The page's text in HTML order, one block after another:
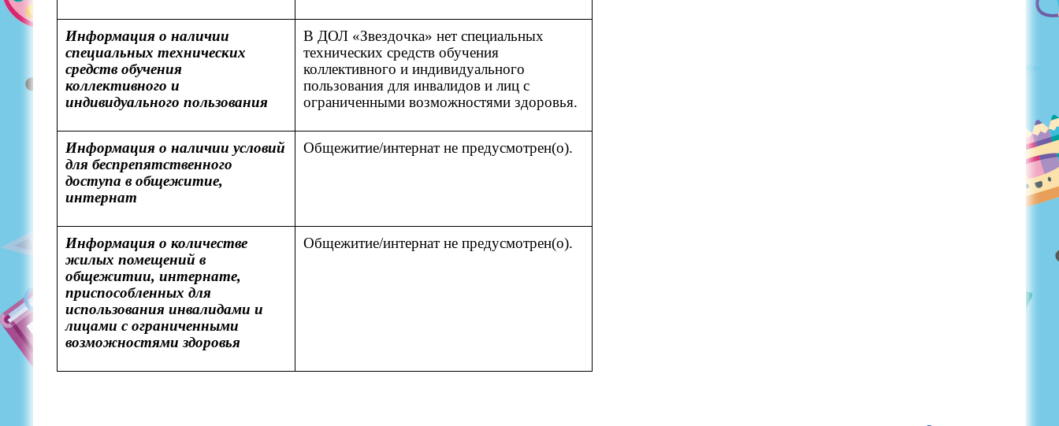
Информация о наличии
специальных технических
средств обучения
коллективного и
индивидуального пользования
В ДОЛ «Звездочка» нет специальных
технических средств обучения
коллективного и индивидуального
пользования для инвалидов и лиц с
ограниченными возможностями здоровья.
Информация о наличии условий
для беспрепятственного
доступа в общежитие,
интернат
Общежитие/интернат не предусмотрен(о).
Информация о количестве
жилых помещений в
общежитии, интернате,
приспособленных для
использования инвалидами и
лицами с ограниченными
возможностями здоровья
Общежитие/интернат не предусмотрен(о).